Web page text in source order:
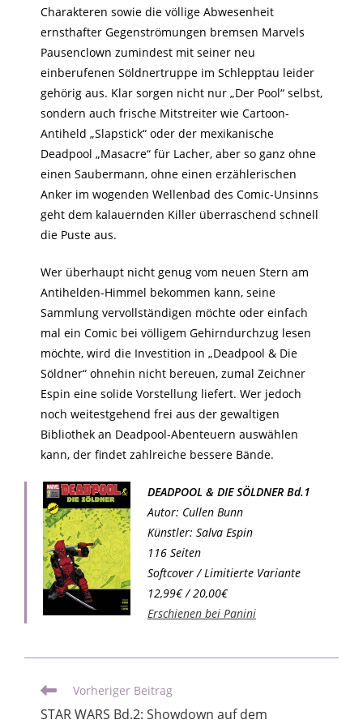
Charakteren sowie die völlige Abwesenheit
ernsthafter Gegenströmungen bremsen Marvels
Pausenclown zumindest mit seiner neu
einberufenen Söldnertruppe im Schlepptau leider
gehörig aus. Klar sorgen nicht nur „Der Pool“ selbst,
sondern auch frische Mitstreiter wie Cartoon-
Antiheld „Slapstick“ oder der mexikanische
Deadpool „Masacre“ für Lacher, aber so ganz ohne
einen Saubermann, ohne einen erzählerischen
Anker im wogenden Wellenbad des Comic-Unsinns
geht dem kalauernden Killer überraschend schnell
die Puste aus.
Wer überhaupt nicht genug vom neuen Stern am
Antihelden-Himmel bekommen kann, seine
Sammlung vervollständigen möchte oder einfach
mal ein Comic bei völligem Gehirndurchzug lesen
möchte, wird die Investition in „Deadpool & Die
Söldner“ ohnehin nicht bereuen, zumal Zeichner
Espin eine solide Vorstellung liefert. Wer jedoch
noch weitestgehend frei aus der gewaltigen
Bibliothek an Deadpool-Abenteuern auswählen
kann, der findet zahlreiche bessere Bände.
DEADPOOL & DIE SÖLDNER Bd.1
Autor: Cullen Bunn
Künstler: Salva Espin
116 Seiten
Softcover / Limitierte Variante
12,99€ / 20,00€
Erschienen bei Panini
Vorheriger Beitrag
STAR WARS Bd.2: Showdown auf dem